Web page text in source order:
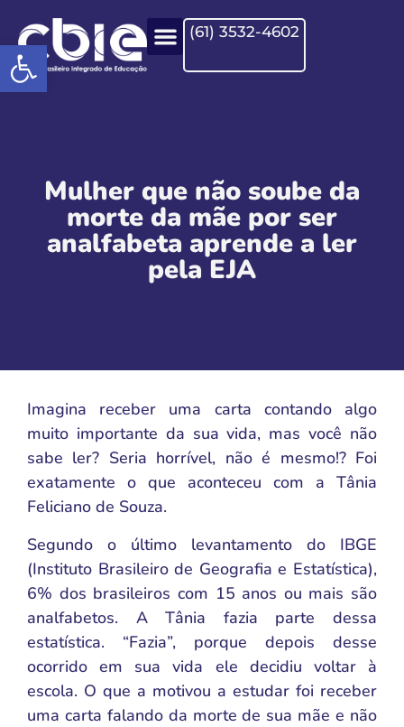
Open toolbar
(61) 3532-4602
Mulher que não soube da
morte da mãe por ser
analfabeta aprende a ler
pela EJA
Imagina receber uma carta contando algo
muito importante da sua vida, mas você não
sabe ler? Seria horrível, não é mesmo!? Foi
exatamente o que aconteceu com a Tânia
Feliciano de Souza.
Segundo o último levantamento do IBGE
(Instituto Brasileiro de Geografia e Estatística),
6% dos brasileiros com 15 anos ou mais são
analfabetos. A Tânia fazia parte dessa
estatística. “Fazia”, porque depois desse
ocorrido em sua vida ele decidiu voltar à
escola. O que a motivou a estudar foi receber
uma carta falando da morte de sua mãe e não